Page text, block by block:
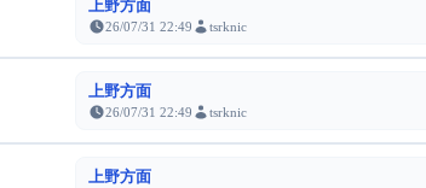
上野方面
26/07/31 22:49 tsrknic
上野方面
26/07/31 22:49 tsrknic
上野方面